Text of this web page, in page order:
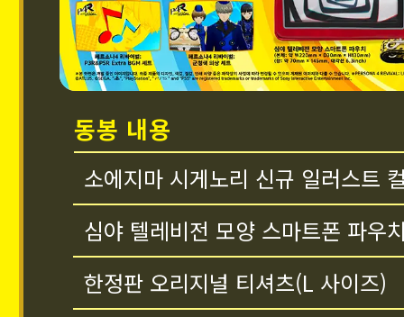
동봉 내용
소에지마 시게노리 신규 일러스트
심야 텔레비전 모양 스마트폰 파우
한정판 오리지널 티셔츠(L 사이즈)